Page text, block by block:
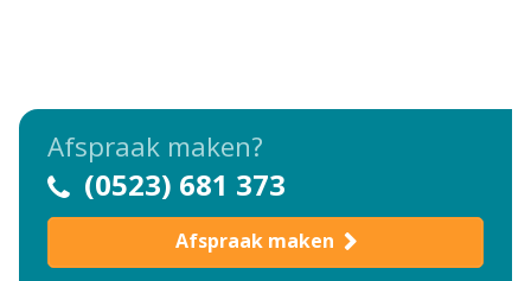
Afspraak maken?
(0523) 681 373
Afspraak maken